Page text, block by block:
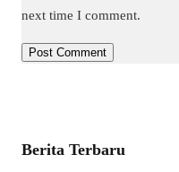
next time I comment.
Berita Terbaru